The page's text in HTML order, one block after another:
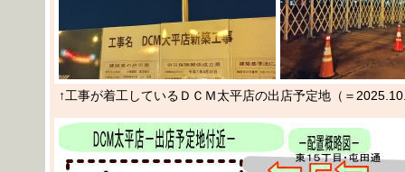
↑工事が着工しているＤＣＭ太平店の出店予定地（＝